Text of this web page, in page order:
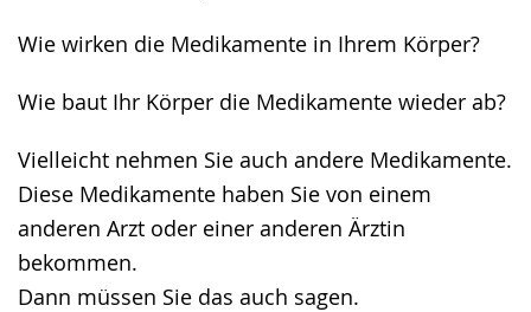
Wie wirken die Medikamente in Ihrem Körper?
Wie baut Ihr Körper die Medikamente wieder ab?
Vielleicht nehmen Sie auch andere Medikamente.
Diese Medikamente haben Sie von einem
anderen Arzt oder einer anderen Ärztin
bekommen.
Dann müssen Sie das auch sagen.